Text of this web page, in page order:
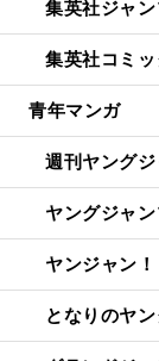
集英社ジャ
集英社コミ
青年マンガ
週刊ヤング
ヤングジャ
ヤンジャン！
となりのヤ